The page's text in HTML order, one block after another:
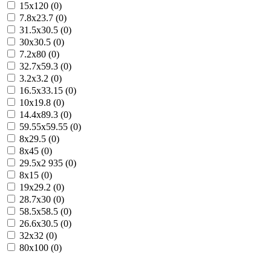
15x120 (0)
7.8x23.7 (0)
31.5x30.5 (0)
30x30.5 (0)
7.2x80 (0)
32.7x59.3 (0)
3.2x3.2 (0)
16.5x33.15 (0)
10x19.8 (0)
14.4x89.3 (0)
59.55x59.55 (0)
8x29.5 (0)
8x45 (0)
29.5x2 935 (0)
8x15 (0)
19x29.2 (0)
28.7x30 (0)
58.5x58.5 (0)
26.6x30.5 (0)
32x32 (0)
80x100 (0)